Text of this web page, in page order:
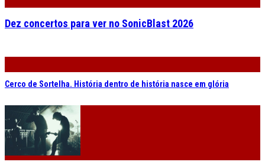
Dez concertos para ver no SonicBlast 2026
Cerco de Sortelha. História dentro de história nasce em glória